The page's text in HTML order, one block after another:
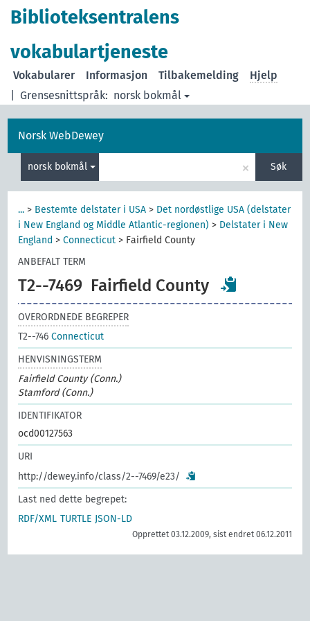
Biblioteksentralens
vokabulartjeneste
Grensesnittspråk: norsk bokmål
Vokabularer Informasjon Tilbakemelding Hjelp
Norsk WebDewey
norsk bokmål × Søk
... > Bestemte delstater i USA > Det nordøstlige USA (delstater
i New England og Middle Atlantic-regionen) > Delstater i New
England >Connecticut > Fairfield County
ANBEFALT TERM
T2--7469 Fairfield County
OVERORDNEDE BEGREPER
T2--746Connecticut
HENVISNINGSTERM
Fairfield County (Conn.)
Stamford (Conn.)
IDENTIFIKATOR
ocd00127563
URI
http://dewey.info/class/2--7469/e23/
Last ned dette begrepet:
RDF/XML TURTLE JSON-LD
Opprettet 03.12.2009, sist endret 06.12.2011